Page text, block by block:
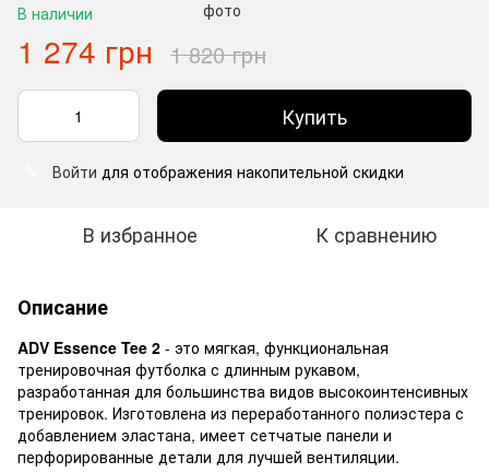
В наличии
1 274 грн 1 820 грн
Купить
Войти для отображения накопительной скидки
В избранное К сравнению
Описание
ADV Essence Tee 2 - это мягкая, функциональная
тренировочная футболка с длинным рукавом,
разработанная для большинства видов высокоинтенсивных
тренировок. Изготовлена из переработанного полиэстера с
добавлением эластана, имеет сетчатые панели и
перфорированные детали для лучшей вентиляции.